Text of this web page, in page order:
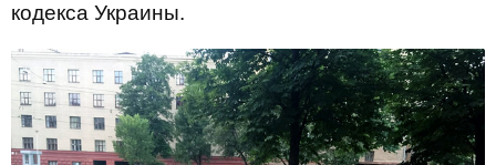
кодекса Украины.